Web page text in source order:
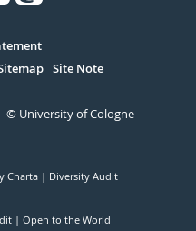
Site Note
© University of Cologne
Charta Diversity Audit
Open to the World